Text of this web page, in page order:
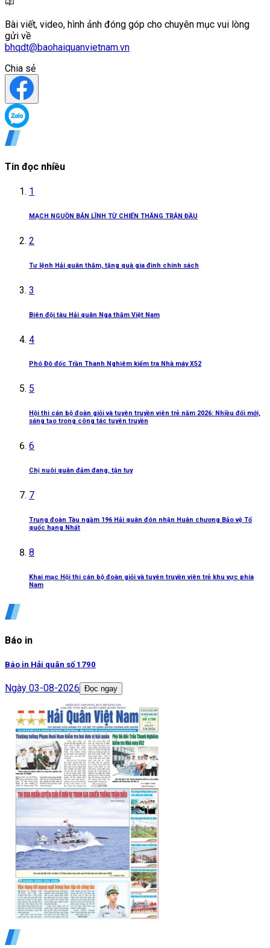
Bài viết, video, hình ảnh đóng góp cho chuyên mục vui lòng
gửi về
bhqdt@baohaiquanvietnam.vn
Chia sẻ
Tin đọc nhiều
1
MẠCH NGUỒN BẢN LĨNH TỪ CHIẾN THẮNG TRẬN ĐẦU
2
Tư lệnh Hải quân thăm, tặng quà gia đình chính sách
3
Biên đội tàu Hải quân Nga thăm Việt Nam
4
Phó Đô đốc Trần Thanh Nghiêm kiểm tra Nhà máy X52
5
Hội thi cán bộ đoàn giỏi và tuyên truyền viên trẻ năm 2026: Nhiều đổi mới,
sáng tạo trong công tác tuyên truyền
6
Chị nuôi quân đảm đang, tận tụy
7
Trung đoàn Tàu ngầm 196 Hải quân đón nhận Huân chương Bảo vệ Tổ
quốc hạng Nhất
8
Khai mạc Hội thi cán bộ đoàn giỏi và tuyên truyền viên trẻ khu vực phía
Nam
Báo in
Báo in Hải quân số 1790
Ngày 03-08-2026 Đọc ngay